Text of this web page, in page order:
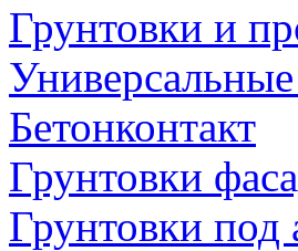
Грунтовки и
Бетонконтакт
Грунтовки
Грунтовки под